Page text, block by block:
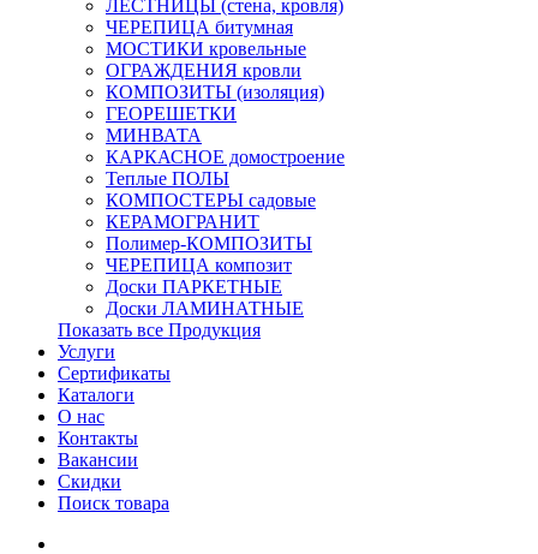
ЛЕСТНИЦЫ (стена, кровля)
ЧЕРЕПИЦА битумная
МОСТИКИ кровельные
ОГРАЖДЕНИЯ кровли
КОМПОЗИТЫ (изоляция)
ГЕОРЕШЕТКИ
МИНВАТА
КАРКАСНОЕ домостроение
Теплые ПОЛЫ
КОМПОСТЕРЫ садовые
КЕРАМОГРАНИТ
Полимер-КОМПОЗИТЫ
ЧЕРЕПИЦА композит
Доски ПАРКЕТНЫЕ
Доски ЛАМИНАТНЫЕ
Показать все Продукция
Услуги
Сертификаты
Каталоги
О нас
Контакты
Вакансии
Скидки
Поиск товара